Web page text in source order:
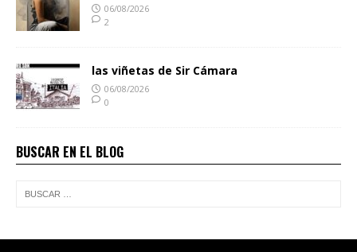
06/08/2026
2
las viñetas de Sir Cámara
06/08/2026
0
BUSCAR EN EL BLOG